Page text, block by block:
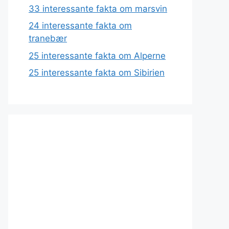
33 interessante fakta om marsvin
24 interessante fakta om
tranebær
25 interessante fakta om Alperne
25 interessante fakta om Sibirien